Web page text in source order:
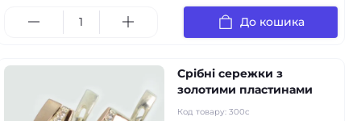
До кошика
Срібні сережки з
золотими пластинами
Код товару: 300c